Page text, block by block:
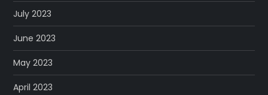
July 2023
June 2023
May 2023
April 2023